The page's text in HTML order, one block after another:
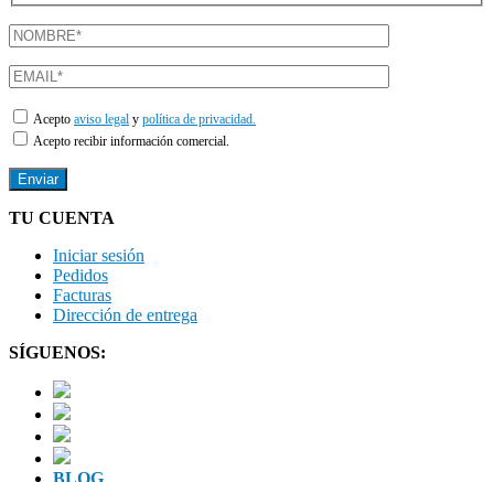
Acepto aviso legal y política de privacidad.
Acepto recibir información comercial.
TU CUENTA
Iniciar sesión
Pedidos
Facturas
Dirección de entrega
SÍGUENOS: